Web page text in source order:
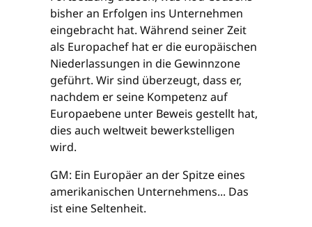
bisher an Erfolgen ins Unternehmen
eingebracht hat. Während seiner Zeit
als Europachef hat er die europäischen
Niederlassungen in die Gewinnzone
geführt. Wir sind überzeugt, dass er,
nachdem er seine Kompetenz auf
Europaebene unter Beweis gestellt hat,
dies auch weltweit bewerkstelligen
wird.
GM: Ein Europäer an der Spitze eines
amerikanischen Unternehmens... Das
ist eine Seltenheit.